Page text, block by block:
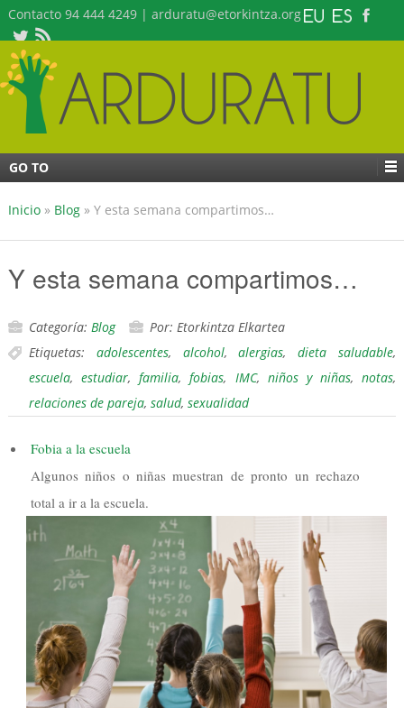
Contacto 94 444 4249 | arduratu@etorkintza.org
GO TO
Inicio» Blog» Y esta semana compartimos…
Y esta semana compartimos…
Categoría: Blog
Por: Etorkintza Elkartea
Etiquetas: adolescentes, alcohol,alergias,dieta saludable,
escuela,estudiar,familia,fobias, IMC, niños y niñas,notas,
relaciones de pareja, salud, sexualidad
Fobia a la escuela
Algunos niños o niñas muestran de pronto un rechazo
total a ir a la escuela.